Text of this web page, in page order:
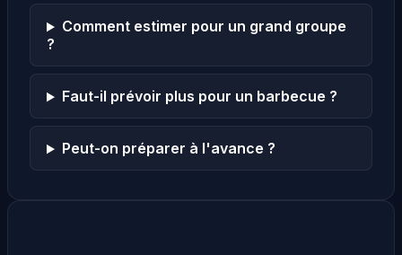
Comment estimer pour un grand groupe
?
Faut-il prévoir plus pour un barbecue ?
Peut-on préparer à l'avance ?